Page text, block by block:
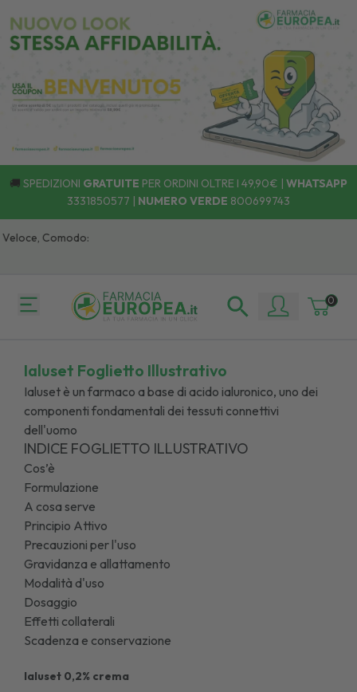
🚚 SPEDIZIONI GRATUITE PER ORDINI OLTRE I 49,90€ | WHATSAPP
3331850577 | NUMERO VERDE 800699743
Comodo:
0
Ialuset Foglietto Illustrativo
Ialuset è un farmaco a base di acido ialuronico, uno dei
componenti fondamentali dei tessuti connettivi
dell'uomo
INDICE FOGLIETTO ILLUSTRATIVO
Cos’è
Formulazione
A cosa serve
Principio Attivo
Precauzioni per l'uso
Gravidanza e allattamento
Modalità d'uso
Dosaggio
Effetti collaterali
Scadenza e conservazione
Ialuset 0,2% crema